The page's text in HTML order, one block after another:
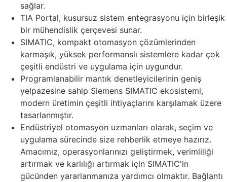
sağlar.
TIA Portal, kusursuz sistem entegrasyonu için birleşik
bir mühendislik çerçevesi sunar.
SIMATIC, kompakt otomasyon çözümlerinden
karmaşık, yüksek performanslı sistemlere kadar çok
çeşitli endüstri ve uygulama için uygundur.
Programlanabilir mantık denetleyicilerinin geniş
yelpazesine sahip Siemens SIMATIC ekosistemi,
modern üretimin çeşitli ihtiyaçlarını karşılamak üzere
tasarlanmıştır.
Endüstriyel otomasyon uzmanları olarak, seçim ve
uygulama sürecinde size rehberlik etmeye hazırız.
Amacımız, operasyonlarınızı geliştirmek, verimliliği
artırmak ve karlılığı artırmak için SIMATIC'in
gücünden yararlanmanıza yardımcı olmaktır. Bağlantı